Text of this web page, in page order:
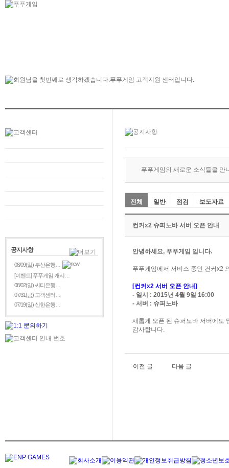
공지사항
08/09(일) 부산은행…
[이벤트] 푸푸게임 캐시…
08/02(일) 씨티은행…
07/31(금) 고객센터…
07/19(일) 신한은행…
푸푸게임의 새로운 소식들을 만
전체 일반 점검 보도자료
컨커x2 슈퍼노바 서버 오픈 안내
안녕하세요, 푸푸게임 입니다.
푸푸게임에서 서비스 중인 컨커x2
[컨커x2 서버 오픈 안내]
- 일시 : 2015년 4월 9일 16:00
- 서버 : 슈퍼노바
새롭게 오픈 된 슈퍼노바 서버에도
감사합니다.
이전 글 다음 글